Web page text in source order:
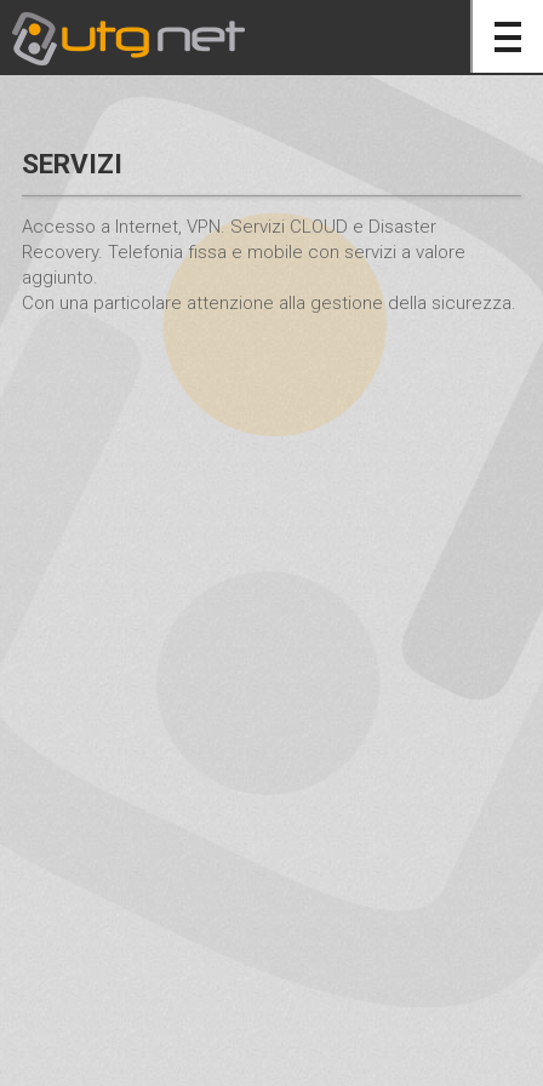
SERVIZI
Accesso a Internet, VPN. Servizi CLOUD e Disaster
Recovery. Telefonia fissa e mobile con servizi a valore
aggiunto.
Con una particolare attenzione alla gestione della sicurezza.